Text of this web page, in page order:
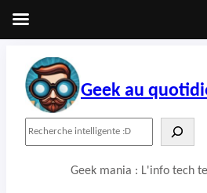
contenu
Geek au
Geek mania : L'info tech